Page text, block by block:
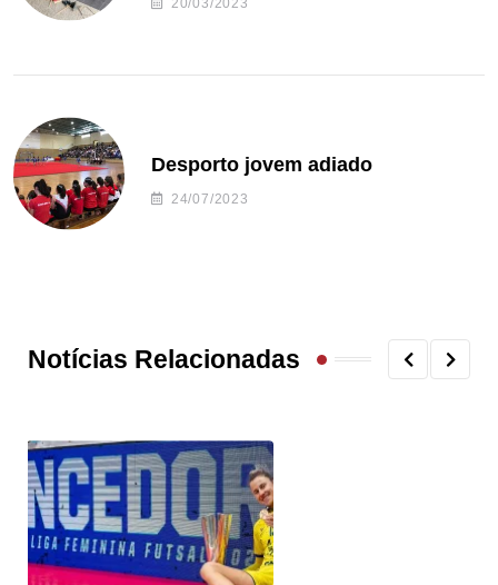
20/03/2023
Desporto jovem adiado
24/07/2023
Notícias Relacionadas